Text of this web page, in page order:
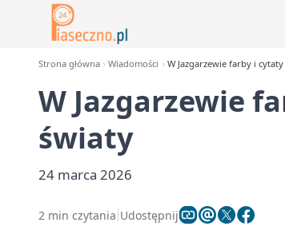
Strona główna Wiadomości W Jazgarzewie farby i cytaty
W Jazgarzewie
światy
24 marca 2026
2 min czytania Udostępnij